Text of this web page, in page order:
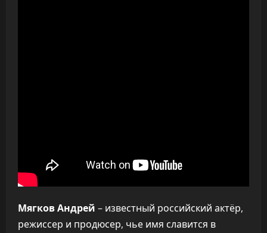
Мягков Андрей – известный российский актёр,
режиссер и продюсер, чье имя славится в